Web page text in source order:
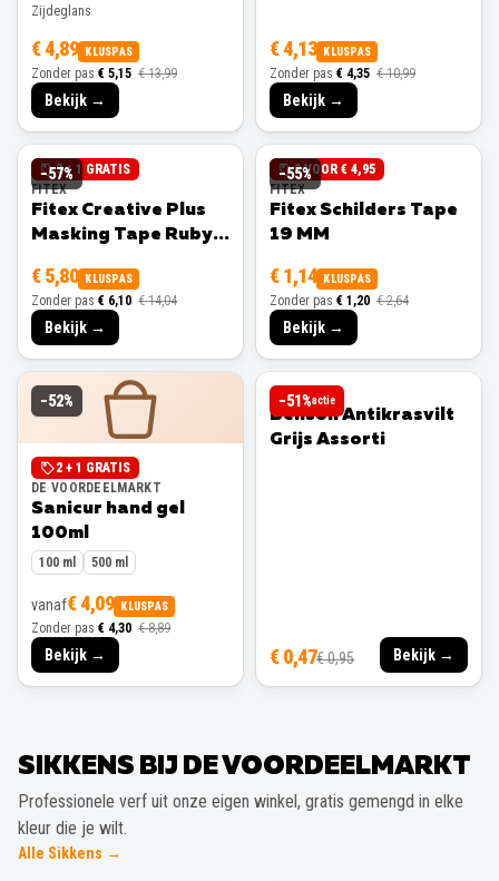
Zijdeglans
Zijdeglans
€ 4,89 KLUSPAS
Zonder pas € 5,15 € 13,99
Bekijk →
€ 4,13 KLUSPAS
Zonder pas € 4,35 € 10,99
Bekijk →
−57%
3 + 1 GRATIS
FITEX
Fitex Creative Plus
Masking Tape Ruby
€ 5,80 KLUSPAS
Zonder pas € 6,10 € 14,04
Bekijk →
−55%
3 VOOR € 4,95
FITEX
Fitex Schilders Tape
19 MM
€ 1,14 KLUSPAS
Zonder pas € 1,20 € 2,64
Bekijk →
−52%
2 + 1 GRATIS
DE VOORDEELMARKT
Sanicur hand gel
100ml
100 ml 500 ml
vanaf€ 4,09 KLUSPAS
Zonder pas € 4,30 € 8,89
Bekijk →
−51%actie
BENSON
Benson Antikrasvilt
Grijs Assorti
€ 0,47€ 0,95 Bekijk →
SIKKENS BIJ DE VOORDEELMARKT
Professionele verf uit onze eigen winkel, gratis gemengd in elke
kleur die je wilt.
Alle Sikkens →